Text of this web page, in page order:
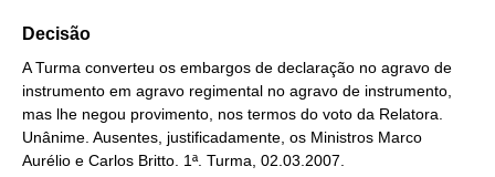
Decisão
A Turma converteu os embargos de declaração no agravo de
instrumento em agravo regimental no agravo de instrumento,
mas lhe negou provimento, nos termos do voto da Relatora.
Unânime. Ausentes, justificadamente, os Ministros Marco
Aurélio e Carlos Britto. 1ª. Turma, 02.03.2007.